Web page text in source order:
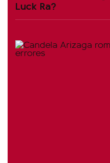
Luck Ra?